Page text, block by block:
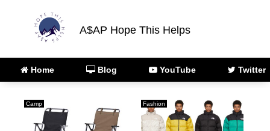
A$AP Hope This Helps
Home Blog YouTube Twitter
Camp Fashion